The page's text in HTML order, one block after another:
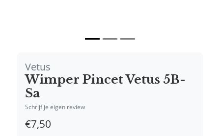
Vetus
Wimper Pincet Vetus 5B-
Sa
Schrijf je eigen review
€7,50